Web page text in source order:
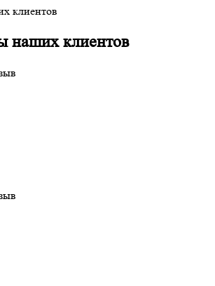
клиентов
нашихклиентов